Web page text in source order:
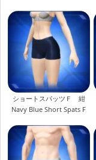
ショートスパッツＦ 紺
Navy Blue Short Spats F